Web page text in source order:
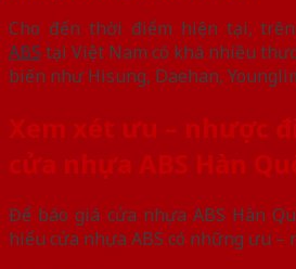
Cho đến thời điểm hiện tại,
ABS tại Việt Nam có khá nhiều
biến như Hisung, Daehan,
Xem xét ưu – nhược
cửa nhựa ABS Hàn
Để báo giá cửa nhựa ABS Hàn
hiểu cửa nhựa ABS có những ưu –